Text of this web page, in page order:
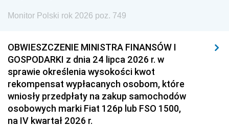
Monitor Polski rok 2026 poz. 749
OBWIESZCZENIE MINISTRA FINANSÓW I
GOSPODARKI z dnia 24 lipca 2026 r. w
sprawie określenia wysokości kwot
rekompensat wypłacanych osobom, które
wniosły przedpłaty na zakup samochodów
osobowych marki Fiat 126p lub FSO 1500,
na IV kwartał 2026 r.